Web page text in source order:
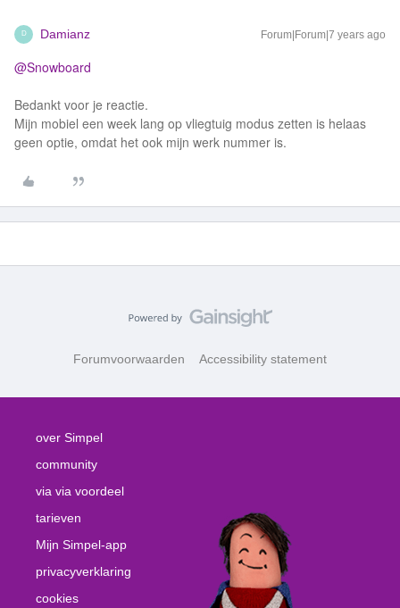
D Damianz Forum|Forum|7 years ago
@Snowboard
Bedankt voor je reactie.
Mijn mobiel een week lang op vliegtuig modus zetten is helaas
geen optie, omdat het ook mijn werk nummer is.
Forumvoorwaarden Accessibility statement
over Simpel
community
via via voordeel
tarieven
Mijn Simpel-app
privacyverklaring
cookies